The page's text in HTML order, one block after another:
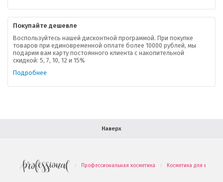
Покупайте дешевле
Воспользуйтесь нашей дисконтной программой. При покупке
товаров при единовременной оплате более 10000 рублей, мы
подарим вам карту постоянного клиента с накопительной
скидкой: 5, 7, 10, 12 и 15%
Подробнее
Наверх
. Профессиональная косметика . Косметика для волос
Контактная информация
В помощь покупателю
Форма обратной связи
Подарочные наборы